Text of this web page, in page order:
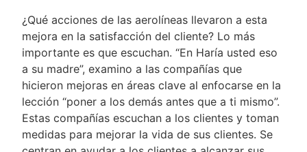
¿Qué acciones de las aerolíneas llevaron a esta
mejora en la satisfacción del cliente? Lo más
importante es que escuchan. “En Haría usted eso
a su madre”, examino a las compañías que
hicieron mejoras en áreas clave al enfocarse en la
lección “poner a los demás antes que a ti mismo”.
Estas compañías escuchan a los clientes y toman
medidas para mejorar la vida de sus clientes. Se